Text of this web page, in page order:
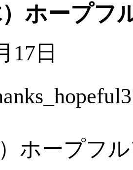
ホープフ
17日
ホープフ